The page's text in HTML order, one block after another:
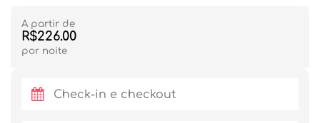
A partir de
R$226.00
por noite